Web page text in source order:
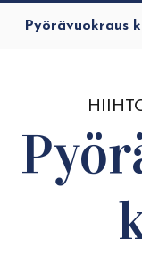
Pyörävuokraus